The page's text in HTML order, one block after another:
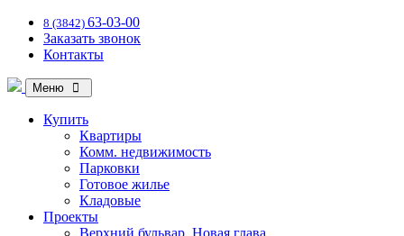
8 (3842) 63-03-00
Заказать звонок
Контакты
Меню
Купить
Квартиры
Комм. недвижимость
Парковки
Готовое жилье
Кладовые
Проекты
Верхний бульвар. Новая глава